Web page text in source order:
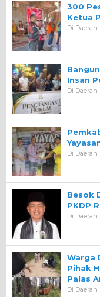
300
Ketua
Di Daerah
Insan
Di Daerah
Di Daerah
Besok
PKDP
Di Daerah
Warga
Pihak
Palas
Di Daerah